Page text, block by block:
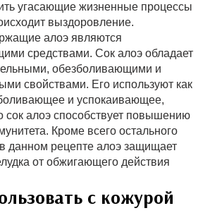
угасающие жизненные процессы
выздоровление.
алоэ являются
средствами. Сок алоэ обладает
обезболивающими и
свойствами. Его используют как
и успокаивающее,
сок алоэ способствует повышению
Кроме всего остального
данном рецепте алоэ защищает
от обжигающего действия
с кожурой